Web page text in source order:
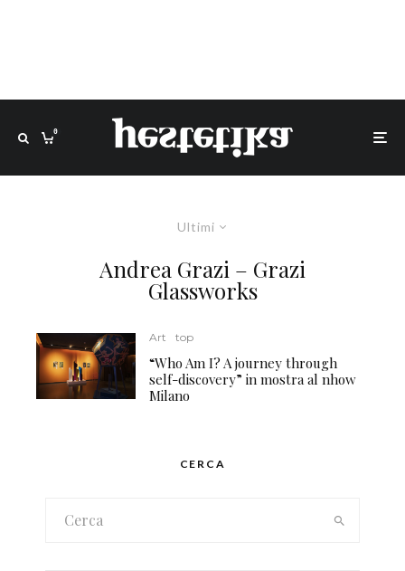
0
Ultimi
Andrea Grazi – Grazi
Glassworks
Art top
“Who Am I? A journey through
self-discovery” in mostra al nhow
Milano
CERCA